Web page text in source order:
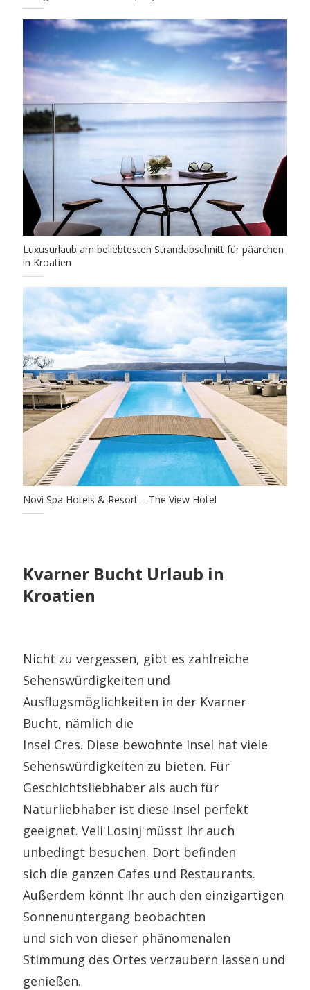
Luxusurlaub am beliebtesten Strandabschnitt für päärchen
in Kroatien
Novi Spa Hotels & Resort – The View Hotel
Kvarner Bucht Urlaub in
Kroatien
Nicht zu vergessen, gibt es zahlreiche
Sehenswürdigkeiten und
Ausflugsmöglichkeiten in der Kvarner
Bucht, nämlich die
Insel Cres. Diese bewohnte Insel hat viele
Sehenswürdigkeiten zu bieten. Für
Geschichtsliebhaber als auch für
Naturliebhaber ist diese Insel perfekt
geeignet. Veli Losinj müsst Ihr auch
unbedingt besuchen. Dort befinden
sich die ganzen Cafes und Restaurants.
Außerdem könnt Ihr auch den einzigartigen
Sonnenuntergang beobachten
und sich von dieser phänomenalen
Stimmung des Ortes verzaubern lassen und
genießen.